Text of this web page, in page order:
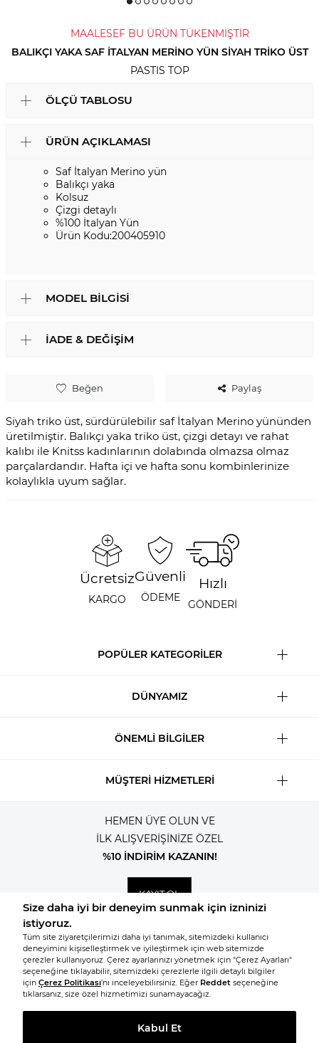
MAALESEF BU ÜRÜN TÜKENMİŞTİR
BALIKÇI YAKA SAF İTALYAN MERINO YÜN SIYAH TRIKO ÜST
PASTIS TOP
Beğen Paylaş
Siyah triko üst, sürdürülebilir saf İtalyan Merino yününden
üretilmiştir. Balıkçı yaka triko üst, çizgi detayı ve rahat
kalıbı ile Knitss kadınlarının dolabında olmazsa olmaz
parçalardandır. Hafta içi ve hafta sonu kombinlerinize
kolaylıkla uyum sağlar.
ÖLÇÜ TABLOSU
ÜRÜN AÇIKLAMASI
Saf İtalyan Merino yün
Balıkçı yaka
Kolsuz
Çizgi detaylı
%100 İtalyan Yün
Ürün Kodu:200405910
MODEL BILGISI
İADE & DEĞIŞIM
Ücretsiz
KARGO
Güvenli
ÖDEME
Hızlı
GÖNDERİ
POPÜLER KATEGORİLER
DÜNYAMIZ
ÖNEMLİ BİLGİLER
MÜŞTERİ HİZMETLERİ
HEMEN ÜYE OLUN VE
İLK ALIŞVERİŞİNİZE ÖZEL
%10 İNDİRİM KAZANIN!
KAYIT OL